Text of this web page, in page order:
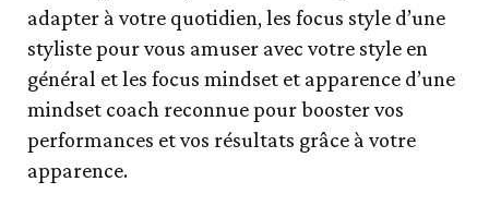
adapter à votre quotidien, les focus style d’une
styliste pour vous amuser avec votre style en
général et les focus mindset et apparence d’une
mindset coach reconnue pour booster vos
performances et vos résultats grâce à votre
apparence.